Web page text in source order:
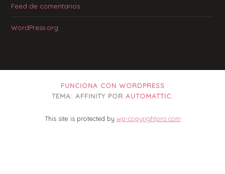
Feed de comentarios
WordPress.org
FUNCIONA CON WORDPRESS
TEMA: AFFINITY POR AUTOMATTIC
This site is protected by wp-copyrightpro.com